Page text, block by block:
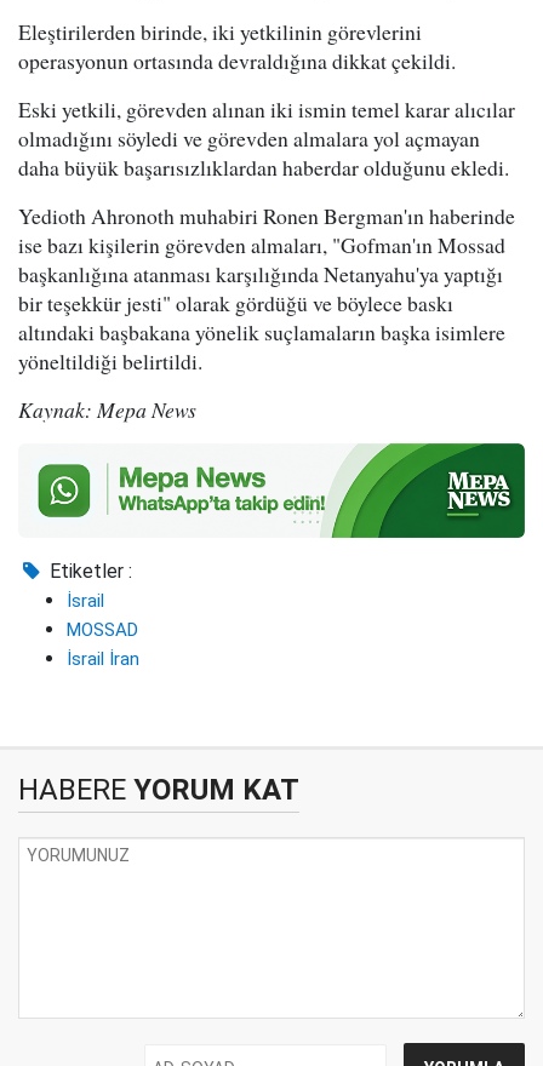
Eleştirilerden birinde, iki yetkilinin görevlerini
operasyonun ortasında devraldığına dikkat çekildi.
Eski yetkili, görevden alınan iki ismin temel karar alıcılar
olmadığını söyledi ve görevden almalara yol açmayan
daha büyük başarısızlıklardan haberdar olduğunu ekledi.
Yedioth Ahronoth muhabiri Ronen Bergman'ın haberinde
ise bazı kişilerin görevden almaları, "Gofman'ın Mossad
başkanlığına atanması karşılığında Netanyahu'ya yaptığı
bir teşekkür jesti" olarak gördüğü ve böylece baskı
altındaki başbakana yönelik suçlamaların başka isimlere
yöneltildiği belirtildi.
Kaynak: Mepa News
Etiketler :
İsrail
MOSSAD
İsrail İran
HABERE YORUM KAT